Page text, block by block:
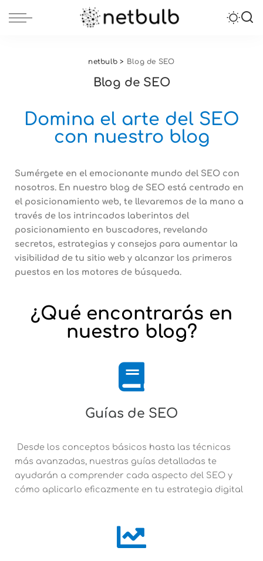
netbulb > Blog de SEO
Blog de SEO
Domina el arte del SEO
con nuestro blog
Sumérgete en el emocionante mundo del SEO con
nosotros. En nuestro blog de SEO está centrado en
el posicionamiento web, te llevaremos de la mano a
través de los intrincados laberintos del
posicionamiento en buscadores, revelando
secretos, estrategias y consejos para aumentar la
visibilidad de tu sitio web y alcanzar los primeros
puestos en los motores de búsqueda.
¿Qué encontrarás en
nuestro blog?
Guías de SEO
Desde los conceptos básicos hasta las técnicas
más avanzadas, nuestras guías detalladas te
ayudarán a comprender cada aspecto del SEO y
cómo aplicarlo eficazmente en tu estrategia digital